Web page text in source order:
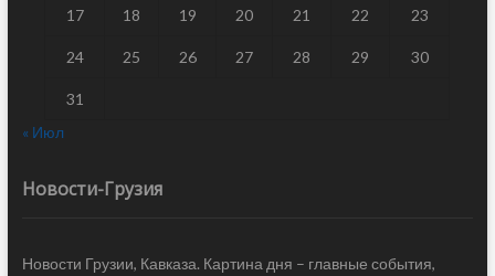
17 18 19 20 21 22 23
24 25 26 27 28 29 30
31
« Июл
Новости-Грузия
Новости Грузии, Кавказа. Картина дня – главные события,